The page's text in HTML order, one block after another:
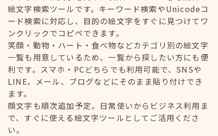
絵文字検索ツールです。キーワード検索やUnicodeコ
ード検索に対応し、目的の絵文字をすぐに見つけてワ
ンクリックでコピペできます。
笑顔・動物・ハート・食べ物などカテゴリ別の絵文字
一覧も用意しているため、一覧から探したい方にも便
利です。スマホ・PCどちらでも利用可能で、SNSや
LINE、メール、ブログなどにそのまま貼り付けでき
ます。
顔文字も順次追加予定。日常使いからビジネス利用ま
で、すぐに使える絵文字ツールとしてご活用くださ
い。